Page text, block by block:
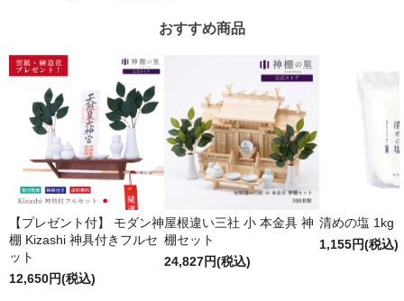
おすすめ商品
【プレゼント付】 モダン神
棚 Kizashi 神具付きフルセ
ット
12,650円(税込)
屋根違い三社 小 本金具 神
棚セット
24,827円(税込)
清めの塩 1kg
1,155円(税込)